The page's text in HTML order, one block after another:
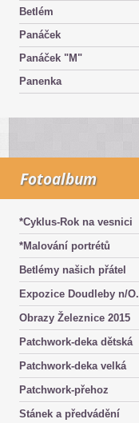
Betlém
Panáček
Panáček "M"
Panenka
Fotoalbum
*Cyklus-Rok na vesnici
*Malování portrétů
Betlémy našich přátel
Expozice Doudleby n/O.
Obrazy Železnice 2015
Patchwork-deka dětská
Patchwork-deka velká
Patchwork-přehoz
Stánek a předvádění